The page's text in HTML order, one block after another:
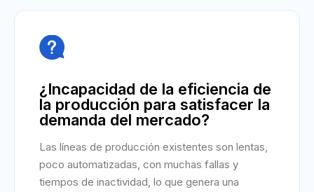

¿Incapacidad de la eficiencia de
la producción para satisfacer la
demanda del mercado?
Las líneas de producción existentes son lentas,
poco automatizadas, con muchas fallas y
tiempos de inactividad, lo que genera una